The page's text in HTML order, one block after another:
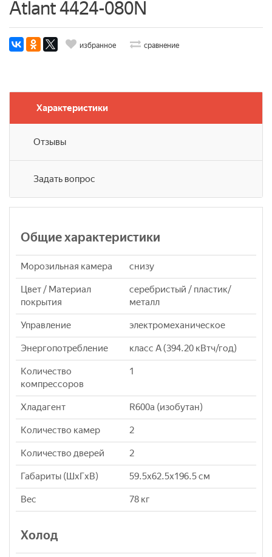
Atlant 4424-080N
избранное сравнение
Характеристики
Отзывы
Задать вопрос
Общие характеристики
Морозильная камера снизу
Цвет / Материал
покрытия
серебристый / пластик/
металл
Управление электромеханическое
Энергопотребление класс A (394.20 кВтч/год)
Количество
компрессоров
1
Хладагент R600a (изобутан)
Количество камер 2
Количество дверей 2
Габариты (ШxГxВ) 59.5x62.5x196.5 см
Вес 78 кг
Холод